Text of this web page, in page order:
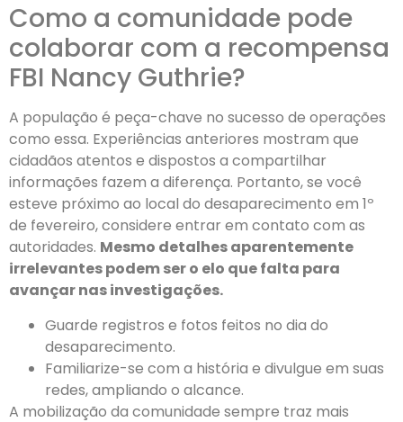
Como a comunidade pode
colaborar com a recompensa
FBI Nancy Guthrie?
A população é peça-chave no sucesso de operações
como essa. Experiências anteriores mostram que
cidadãos atentos e dispostos a compartilhar
informações fazem a diferença. Portanto, se você
esteve próximo ao local do desaparecimento em 1º
de fevereiro, considere entrar em contato com as
autoridades. Mesmo detalhes aparentemente
irrelevantes podem ser o elo que falta para
avançar nas investigações.
Guarde registros e fotos feitos no dia do
desaparecimento.
Familiarize-se com a história e divulgue em suas
redes, ampliando o alcance.
A mobilização da comunidade sempre traz mais